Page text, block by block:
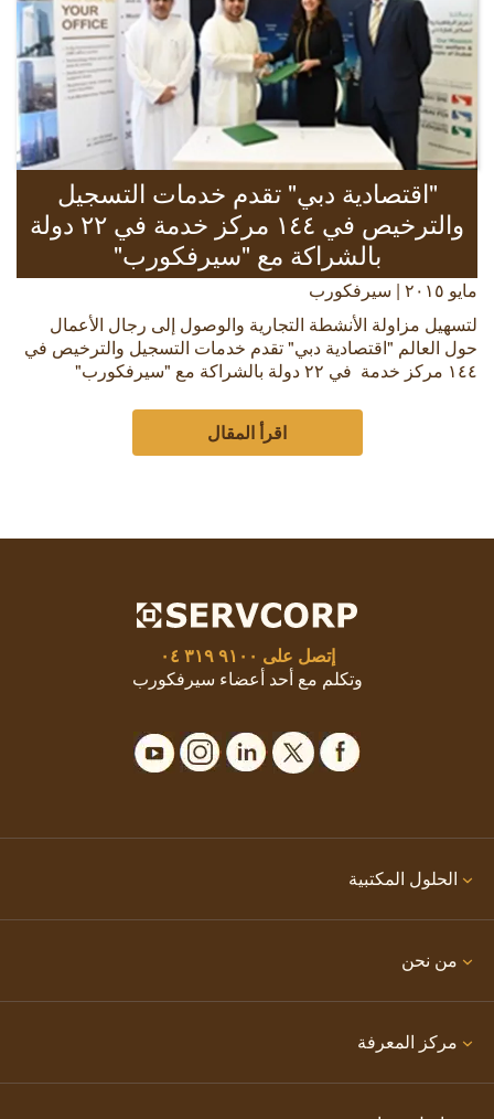
"اقتصادية دبي" تقدم خدمات التسجيل
والترخيص في ١٤٤ مركز خدمة في ٢٢ دولة
بالشراكة مع "سيرفكورب"
مايو ٢٠١٥ | سيرفكورب
لتسهيل مزاولة الأنشطة التجارية والوصول إلى رجال الأعمال
حول العالم "اقتصادية دبي" تقدم خدمات التسجيل والترخيص في
١٤٤ مركز خدمة في ٢٢ دولة بالشراكة مع "سيرفكورب"
اقرأ المقال
إتصل على ٩١٠٠ ٣١٩ ٠٤
وتكلم مع أحد أعضاء سيرفكورب
الحلول المكتبية
من نحن
مركز المعرفة